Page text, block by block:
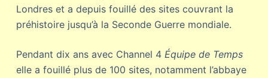
Londres et a depuis fouillé des sites couvrant la
préhistoire jusqu’à la Seconde Guerre mondiale.
Pendant dix ans avec Channel 4 Équipe de Temps
elle a fouillé plus de 100 sites, notamment l’abbaye